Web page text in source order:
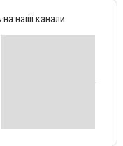
на наші канали